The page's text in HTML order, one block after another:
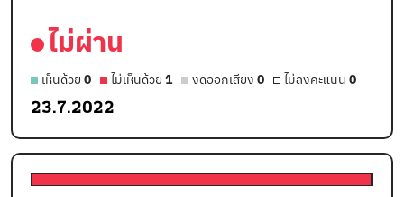
ไม่ผ่าน
เห็นด้วย 0 ไม่เห็นด้วย 1 งดออกเสียง 0 ไม่ลงคะแนน 0
23.7.2022